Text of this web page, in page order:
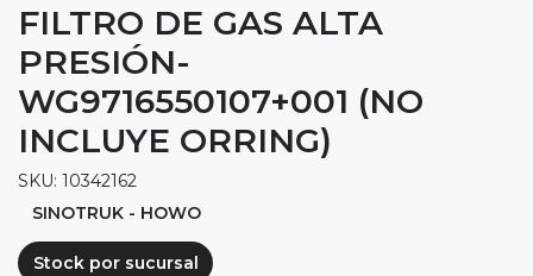
FILTRO DE GAS ALTA
PRESIÓN-
WG9716550107+001 (NO
INCLUYE ORRING)
SKU: 10342162
SINOTRUK - HOWO
Stock por sucursal